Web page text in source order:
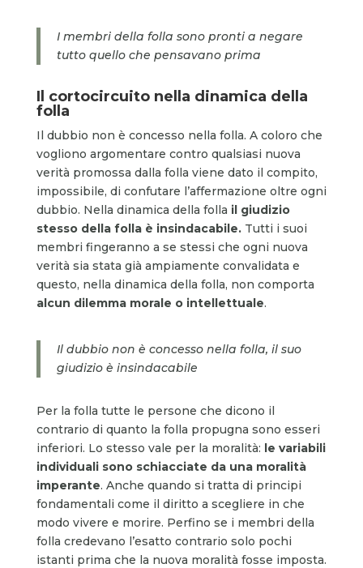
I membri della folla sono pronti a negare
tutto quello che pensavano prima
Il cortocircuito nella dinamica della
folla
Il dubbio non è concesso nella folla. A coloro che
vogliono argomentare contro qualsiasi nuova
verità promossa dalla folla viene dato il compito,
impossibile, di confutare l’affermazione oltre ogni
dubbio. Nella dinamica della folla il giudizio
stesso della folla è insindacabile.Tutti i suoi
membri fingeranno a se stessi che ogni nuova
verità sia stata già ampiamente convalidata e
questo, nella dinamica della folla, non comporta
alcun dilemma morale o intellettuale.
Il dubbio non è concesso nella folla, il suo
giudizio è insindacabile
Per la folla tutte le persone che dicono il
contrario di quanto la folla propugna sono esseri
inferiori. Lo stesso vale per la moralità: le variabili
individuali sono schiacciate da una moralità
imperante. Anche quando si tratta di principi
fondamentali come il diritto a scegliere in che
modo vivere e morire. Perfino se i membri della
folla credevano l’esatto contrario solo pochi
istanti prima che la nuova moralità fosse imposta.